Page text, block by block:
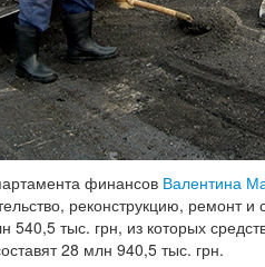
финансов Валентина
реконструкцию, ремонт
540,5 тыс. грн, из которых
28 млн 940,5 тыс. грн.